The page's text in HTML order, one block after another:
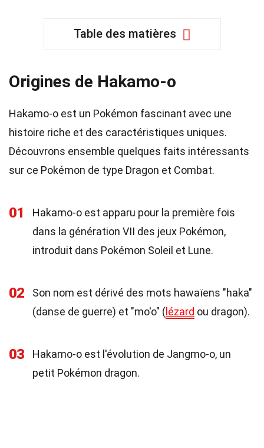
Table des matières
Origines de Hakamo-o
Hakamo-o est un Pokémon fascinant avec une
histoire riche et des caractéristiques uniques.
Découvrons ensemble quelques faits intéressants
sur ce Pokémon de type Dragon et Combat.
01
Hakamo-o est apparu pour la première fois
dans la génération VII des jeux Pokémon,
introduit dans Pokémon Soleil et Lune.
02
Son nom est dérivé des mots hawaïens "haka"
(danse de guerre) et "mo'o" ( lézard ou dragon).
03
Hakamo-o est l'évolution de Jangmo-o, un
petit Pokémon dragon.